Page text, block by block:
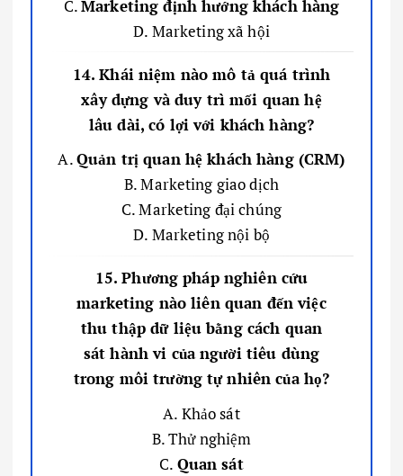
C.Marketing định hướng khách hàng
D. Marketing xã hội
14. Khái niệm nào mô tả quá trình
xây dựng và duy trì mối quan hệ
lâu dài, có lợi với khách hàng?
A.Quản trị quan hệ khách hàng (CRM)
B. Marketing giao dịch
C. Marketing đại chúng
D. Marketing nội bộ
15. Phương pháp nghiên cứu
marketing nào liên quan đến việc
thu thập dữ liệu bằng cách quan
sát hành vi của người tiêu dùng
trong môi trường tự nhiên của họ?
A. Khảo sát
B. Thử nghiệm
C. Quan sát